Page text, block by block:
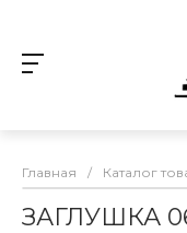
Главная / Каталог
ЗАГЛУШКА